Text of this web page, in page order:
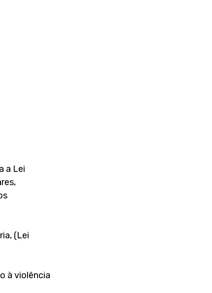
a Lei
(Lei
à violência